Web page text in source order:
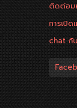
ติดต่อม
การเปิด
chat กับ